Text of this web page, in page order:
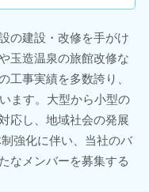
の建設・改修を手がけ
玉造温泉の旅館改修な
工事実績を多数誇り、
ます。大型から小型の
応し、地域社会の発展
強化に伴い、当社のバ
なメンバーを募集する